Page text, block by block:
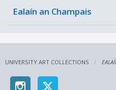
Ealaín an Champais
UNIVERSITY ART COLLECTIONS